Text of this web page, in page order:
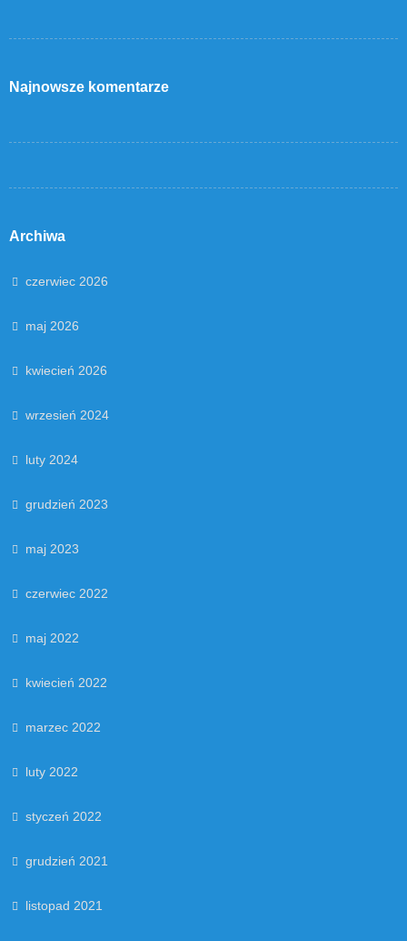
Najnowsze komentarze
Archiwa
czerwiec 2026
maj 2026
kwiecień 2026
wrzesień 2024
luty 2024
grudzień 2023
maj 2023
czerwiec 2022
maj 2022
kwiecień 2022
marzec 2022
luty 2022
styczeń 2022
grudzień 2021
listopad 2021